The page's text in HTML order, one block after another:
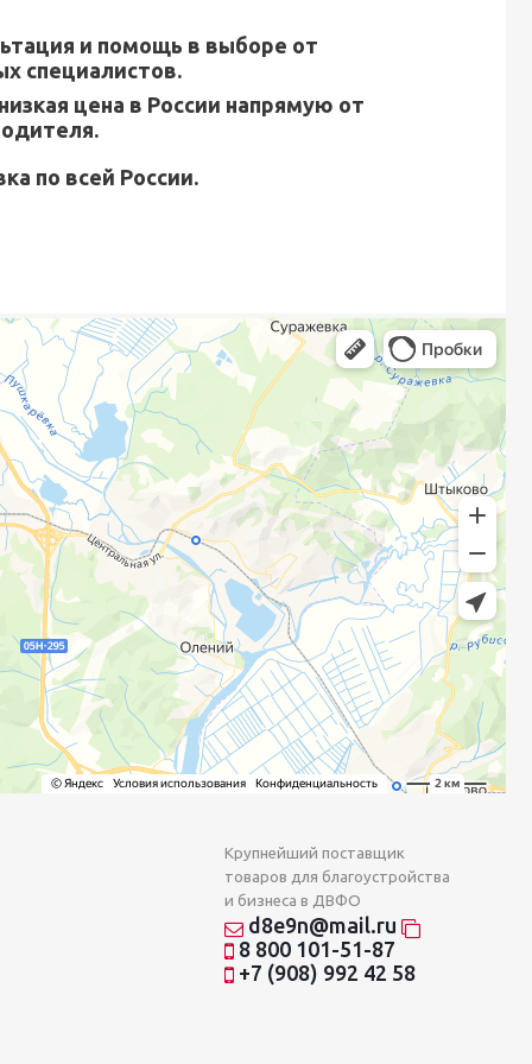
и помощь в выборе от
специалистов.
цена в России напрямую от
по всей России.
Крупнейший поставщик
товаров для благоустройства
и бизнеса в ДВФО
d8e9n@mail.ru
8 800 101-51-87
+7 (908) 992 42 58